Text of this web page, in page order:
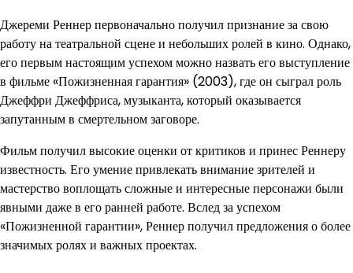
Джереми Реннер первоначально получил признание за свою
работу на театральной сцене и небольших ролей в кино. Однако,
его первым настоящим успехом можно назвать его выступление
в фильме «Пожизненная гарантия» (2003), где он сыграл роль
Джеффри Джеффриса, музыканта, который оказывается
запутанным в смертельном заговоре.
Фильм получил высокие оценки от критиков и принес Реннеру
известность. Его умение привлекать внимание зрителей и
мастерство воплощать сложные и интересные персонажи были
явными даже в его ранней работе. Вслед за успехом
«Пожизненной гарантии», Реннер получил предложения о более
значимых ролях и важных проектах.